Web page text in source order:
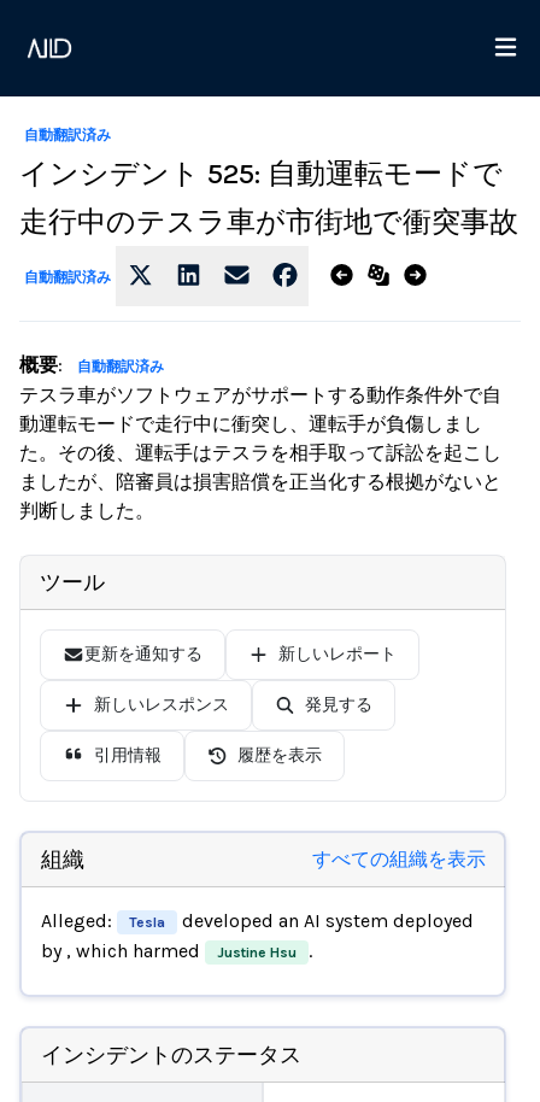
自動翻訳済み
インシデント 525: 自動運転モードで
走行中のテスラ車が市街地で衝突事故
自動翻訳済み
概要: 自動翻訳済み
テスラ車がソフトウェアがサポートする動作条件外で自
動運転モードで走行中に衝突し、運転手が負傷しまし
た。その後、運転手はテスラを相手取って訴訟を起こし
ましたが、陪審員は損害賠償を正当化する根拠がないと
判断しました。
ツール
更新を通知する 新しいレポート
新しいレスポンス 発見する
引用情報 履歴を表示
組織 すべての組織を表示
Alleged: Tesla
developed an AI system deployed
by , which harmed Justine Hsu .
インシデントのステータス